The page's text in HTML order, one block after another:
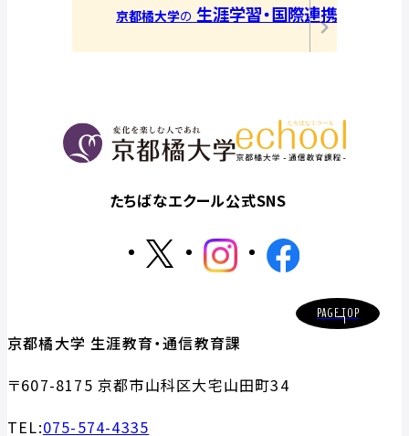
京都橘大学の 生涯学習・国際連携
たちばなエクール公式SNS
京都橘大学 生涯教育・通信教育課
〒607-8175 京都市山科区大宅山田町34
TEL:075-574-4335
PAGE TOP